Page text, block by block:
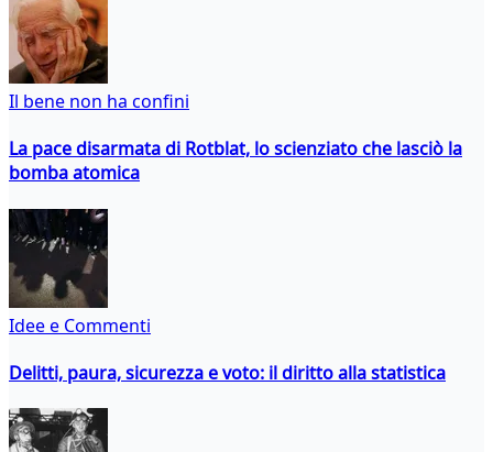
Il bene non ha confini
La pace disarmata di Rotblat, lo scienziato che lasciò la
bomba atomica
Idee e Commenti
Delitti, paura, sicurezza e voto: il diritto alla statistica